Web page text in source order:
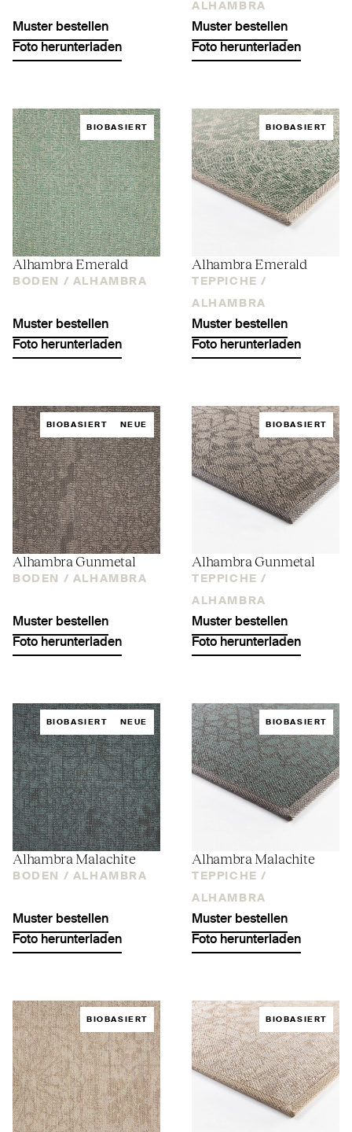
Muster bestellen
Foto herunterladen
ALHAMBRA
Muster bestellen
Foto herunterladen
BIOBASIERT
Alhambra Emerald
BODEN / ALHAMBRA
Muster bestellen
Foto herunterladen
BIOBASIERT
Alhambra Emerald
TEPPICHE /
ALHAMBRA
Muster bestellen
Foto herunterladen
BIOBASIERT NEUE
Alhambra Gunmetal
BODEN / ALHAMBRA
Muster bestellen
Foto herunterladen
BIOBASIERT
Alhambra Gunmetal
TEPPICHE /
ALHAMBRA
Muster bestellen
Foto herunterladen
BIOBASIERT NEUE
Alhambra Malachite
BODEN / ALHAMBRA
Muster bestellen
Foto herunterladen
BIOBASIERT
Alhambra Malachite
TEPPICHE /
ALHAMBRA
Muster bestellen
Foto herunterladen
BIOBASIERT BIOBASIERT